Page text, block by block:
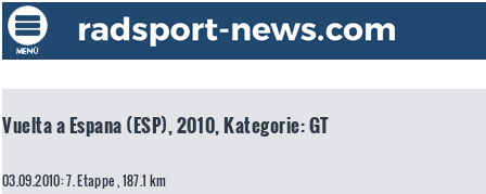
Vuelta a Espana (ESP), 2010, Kategorie: GT
03.09.2010: 7. Etappe , 187.1 km